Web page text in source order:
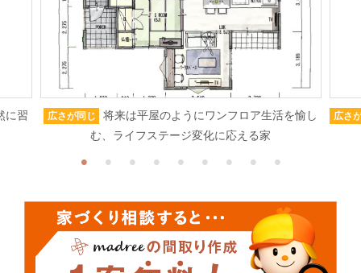
に習 広さが同じ
将来は平屋のようにワンフロア生活を愉し
む、ライフステージ変化に応える家
広さ